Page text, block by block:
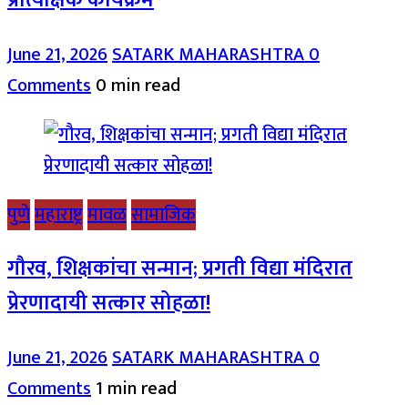
June 21, 2026SATARK MAHARASHTRA0
Comments0 min read
पुणेमहाराष्ट्रमावळसामाजिक
गौरव, शिक्षकांचा सन्मान; प्रगती विद्या मंदिरात
प्रेरणादायी सत्कार सोहळा!
June 21, 2026SATARK MAHARASHTRA0
Comments1 min read